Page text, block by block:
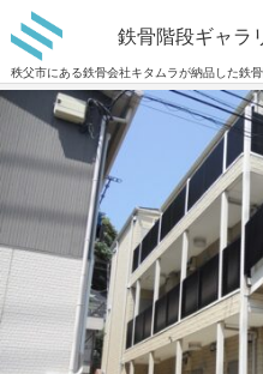
鉄骨階段ギャラ
秩父市にある鉄骨会社キタムラが納品した鉄